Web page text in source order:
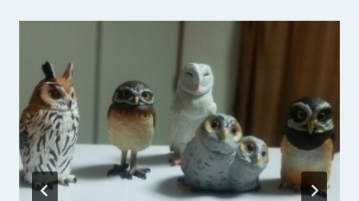
ン